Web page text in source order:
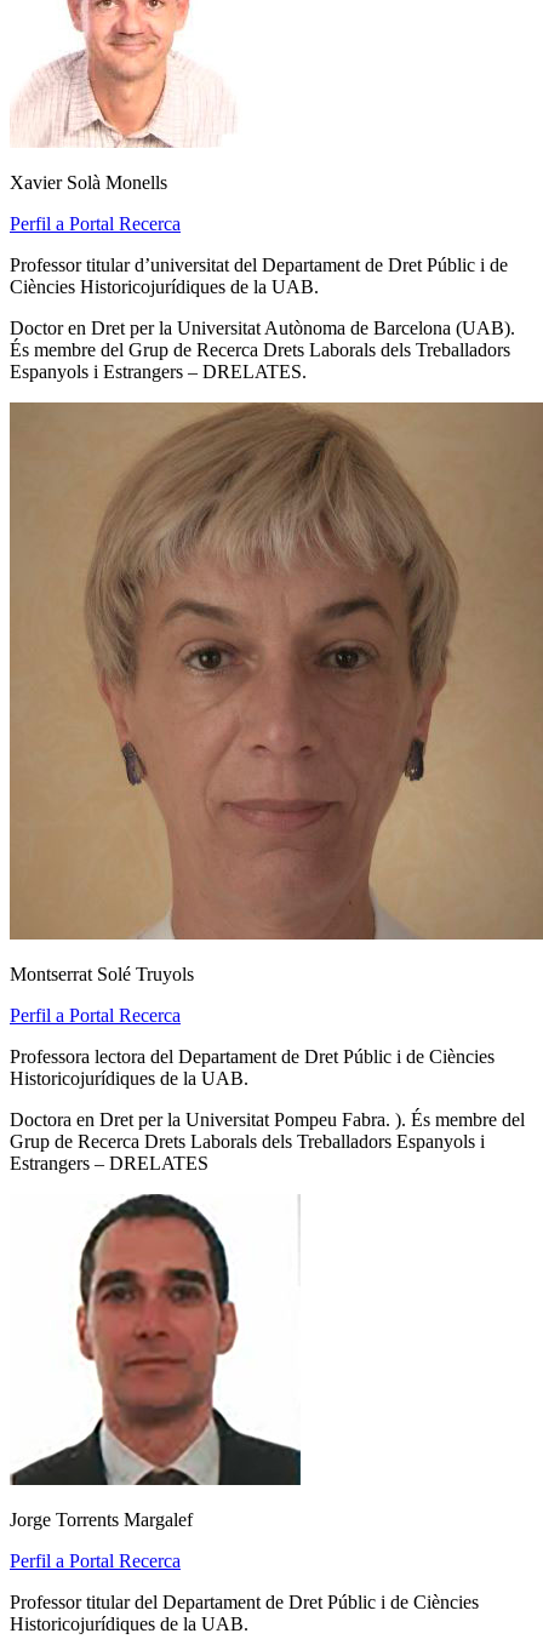
Xavier Solà Monells
Perfil a Portal Recerca
Professor titular d’universitat del Departament de Dret Públic i de
Ciències Historicojurídiques de la UAB.
Doctor en Dret per la Universitat Autònoma de Barcelona (UAB).
És membre del Grup de Recerca Drets Laborals dels Treballadors
Espanyols i Estrangers – DRELATES.
Montserrat Solé Truyols
Perfil a Portal Recerca
Professora lectora del Departament de Dret Públic i de Ciències
Historicojurídiques de la UAB.
Doctora en Dret per la Universitat Pompeu Fabra. ). És membre del
Grup de Recerca Drets Laborals dels Treballadors Espanyols i
Estrangers – DRELATES
Jorge Torrents Margalef
Perfil a Portal Recerca
Professor titular del Departament de Dret Públic i de Ciències
Historicojurídiques de la UAB.